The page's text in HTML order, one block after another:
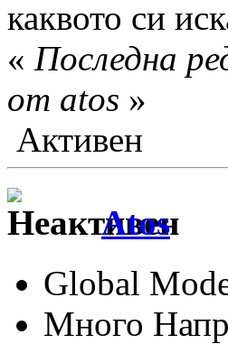
каквото си
« Последна
от atos »
Активен
Аtos
Global
Много